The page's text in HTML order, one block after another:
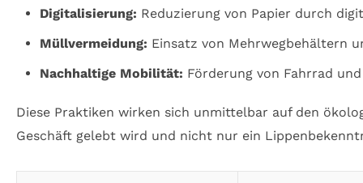
Digitalisierung: Reduzierung von Papier durch
Müllvermeidung: Einsatz von Mehrwegbehältern
Nachhaltige Mobilität: Förderung von Fahrrad
Diese Praktiken wirken sich unmittelbar auf den
Geschäft gelebt wird und nicht nur ein